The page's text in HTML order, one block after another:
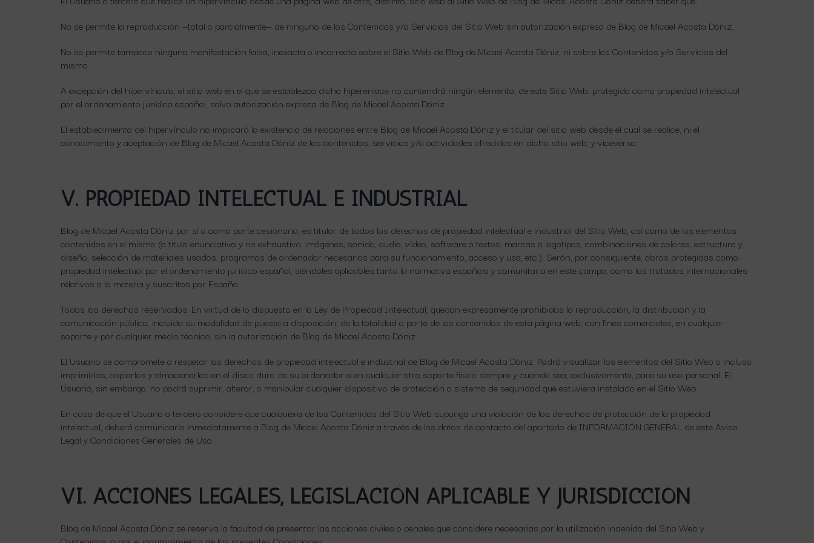
No se permite la reproducción —total o parcialmente— de ninguno de los Contenidos y/o Servicios del Sitio Web sin autorización expresa de Blog de Micael Acosta Dóniz.
No se permite tampoco ninguna manifestación falsa, inexacta o incorrecta sobre el Sitio Web de Blog de Micael Acosta Dóniz, ni sobre los Contenidos y/o Servicios del
mismo.
A excepción del hipervínculo, el sitio web en el que se establezca dicho hiperenlace no contendrá ningún elemento, de este Sitio Web, protegido como propiedad intelectual
por el ordenamiento jurídico español, salvo autorización expresa de Blog de Micael Acosta Dóniz.
El establecimiento del hipervínculo no implicará la existencia de relaciones entre Blog de Micael Acosta Dóniz y el titular del sitio web desde el cual se realice, ni el
conocimiento y aceptación de Blog de Micael Acosta Dóniz de los contenidos, servicios y/o actividades ofrecidas en dicho sitio web, y viceversa.
V. PROPIEDAD INTELECTUAL E INDUSTRIAL
Blog de Micael Acosta Dóniz por sí o como parte cesionaria, es titular de todos los derechos de propiedad intelectual e industrial del Sitio Web, así como de los elementos
contenidos en el mismo (a título enunciativo y no exhaustivo, imágenes, sonido, audio, vídeo, software o textos, marcas o logotipos, combinaciones de colores, estructura y
diseño, selección de materiales usados, programas de ordenador necesarios para su funcionamiento, acceso y uso, etc.). Serán, por consiguiente, obras protegidas como
propiedad intelectual por el ordenamiento jurídico español, siéndoles aplicables tanto la normativa española y comunitaria en este campo, como los tratados internacionales
relativos a la materia y suscritos por España.
Todos los derechos reservados. En virtud de lo dispuesto en la Ley de Propiedad Intelectual, quedan expresamente prohibidas la reproducción, la distribución y la
comunicación pública, incluida su modalidad de puesta a disposición, de la totalidad o parte de los contenidos de esta página web, con fines comerciales, en cualquier
soporte y por cualquier medio técnico, sin la autorización de Blog de Micael Acosta Dóniz.
El Usuario se compromete a respetar los derechos de propiedad intelectual e industrial de Blog de Micael Acosta Dóniz. Podrá visualizar los elementos del Sitio Web o incluso
imprimirlos, copiarlos y almacenarlos en el disco duro de su ordenador o en cualquier otro soporte físico siempre y cuando sea, exclusivamente, para su uso personal. El
Usuario, sin embargo, no podrá suprimir, alterar, o manipular cualquier dispositivo de protección o sistema de seguridad que estuviera instalado en el Sitio Web.
En caso de que el Usuario o tercero considere que cualquiera de los Contenidos del Sitio Web suponga una violación de los derechos de protección de la propiedad
intelectual, deberá comunicarlo inmediatamente a Blog de Micael Acosta Dóniz a través de los datos de contacto del apartado de INFORMACIÓN GENERAL de este Aviso
Legal y Condiciones Generales de Uso.
VI. ACCIONES LEGALES, LEGISLACIÓN APLICABLE Y JURISDICCIÓN
Blog de Micael Acosta Dóniz se reserva la facultad de presentar las acciones civiles o penales que considere necesarias por la utilización indebida del Sitio Web y